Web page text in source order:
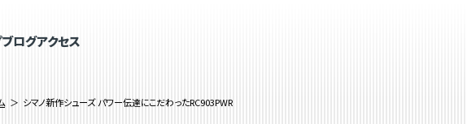
ログアクセス
シマノ新作シューズ パワー伝達にこだわったRC903PWR